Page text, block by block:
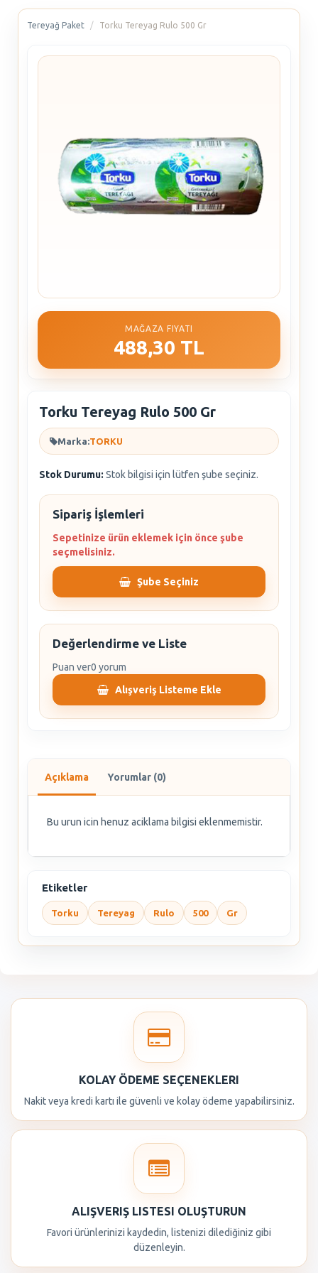
Tereyağ Paket Torku Tereyag Rulo 500 Gr
MAĞAZA FIYATI
488,30 TL
Torku Tereyag Rulo 500 Gr
Marka:TORKU
Stok Durumu: Stok bilgisi için lütfen şube seçiniz.
Sipariş İşlemleri
Sepetinize ürün eklemek için önce şube
seçmelisiniz.
Şube Seçiniz
Değerlendirme ve Liste
Puan ver0 yorum
Alışveriş Listeme Ekle
Açıklama Yorumlar (0)
Bu urun icin henuz aciklama bilgisi eklenmemistir.
Etiketler
Torku Tereyag Rulo 500 Gr
KOLAY ÖDEME SEÇENEKLERI
Nakit veya kredi kartı ile güvenli ve kolay ödeme yapabilirsiniz.
ALIŞVERIŞ LISTESI OLUŞTURUN
Favori ürünlerinizi kaydedin, listenizi dilediğiniz gibi
düzenleyin.